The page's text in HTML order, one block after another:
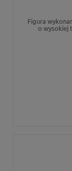
Figura
o wysokiej